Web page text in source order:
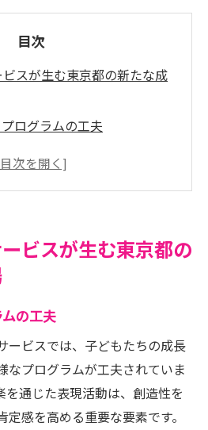
目次
スが生む東京都の新たな成
ログラムの工夫
社会性向上のための取り組み
ービスが提供する教育的価
応える柔軟な活動内容
後等デイサービス交流会の
す子どもたちの喜び
交流会の重要性
ビスが生む東京都の
の工夫
ービスでは、子どもたちの成長
なプログラムが工夫されていま
を通じた表現活動は、創造性を
感を高める重要な要素です。